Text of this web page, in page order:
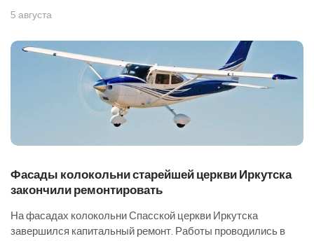
5 августа
Фасады колокольни старейшей церкви Иркутска
закончили ремонтировать
На фасадах колокольни Спасской церкви Иркутска
завершился капитальный ремонт. Работы проводились в